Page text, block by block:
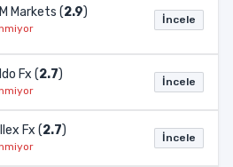
Markets (2.9) İncele
Fx (2.7) İncele
Fx (2.7) İncele